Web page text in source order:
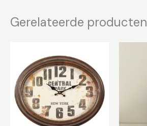
Gerelateerde producten